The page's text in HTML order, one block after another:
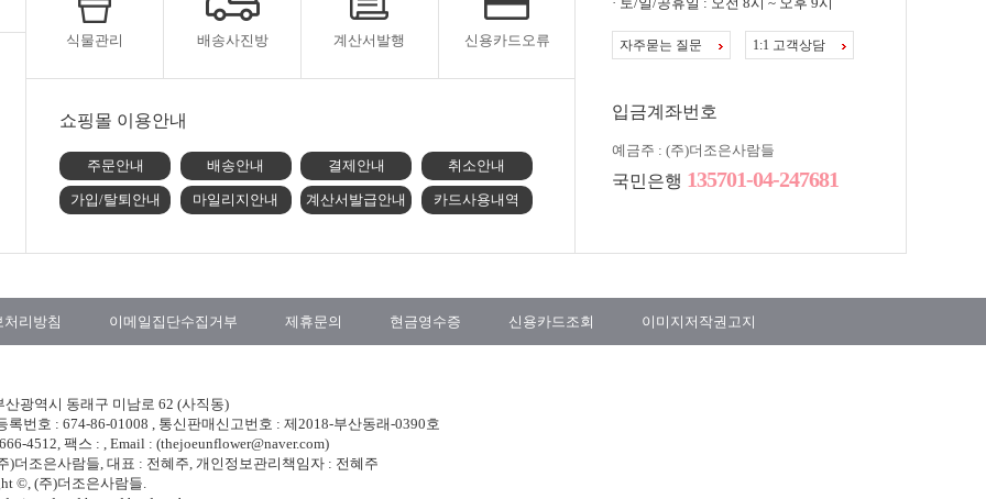
식물관리 배송사진방 계산서발행 신용카드오류
쇼핑몰 이용안내
주문안내 배송안내 결제안내 취소안내
가입/탈퇴안내 마일리지안내 계산서발급안내 카드사용내역
자주묻는 질문 1:1 고객상담
입금계좌번호
예금주 : (주)더조은사람들
국민은행 135701-04-247681
리방침 이메일집단수집거부 제휴문의 현금영수증 신용카드조회 이미지저작권고지
산광역시 동래구 미남로 62 (사직동)
록번호 : 674-86-01008 , 통신판매신고번호 : 제2018-부산동래-0390호
4512, 팩스 : , Email : (thejoeunflower@naver.com)
)더조은사람들, 대표 : 전혜주, 개인정보관리책임자 : 전혜주
©, (주)더조은사람들.